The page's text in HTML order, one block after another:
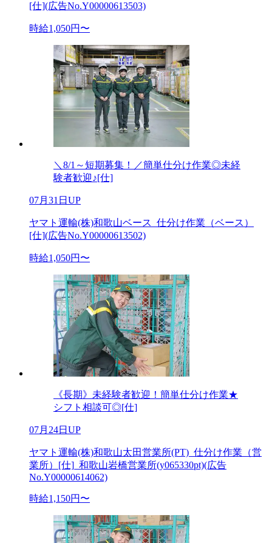
[仕](広告No.Y00000613503)
時給1,050円〜
＼8/1～短期募集！／簡単仕分け作業◎未経
験者歓迎♪[仕]
07月31日UP
ヤマト運輸(株)和歌山ベース_仕分け作業（ベース）
[仕](広告No.Y00000613502)
時給1,050円〜
《長期》未経験者歓迎！簡単仕分け作業★
シフト相談可◎[仕]
07月24日UP
ヤマト運輸(株)和歌山太田営業所(PT)_仕分け作業（営
業所）[仕]_和歌山岩橋営業所(y065330pt)(広告
No.Y00000614062)
時給1,150円〜